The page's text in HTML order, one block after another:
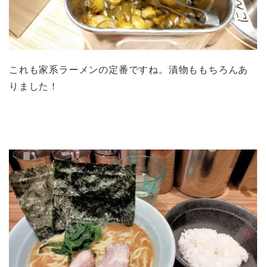
これも家系ラーメンの定番ですね。漬物ももちろんあ
りました！